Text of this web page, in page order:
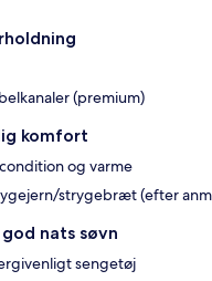
(premium)
komfort
og varme
strygebræt (efter
god nats søvn
sengetøj